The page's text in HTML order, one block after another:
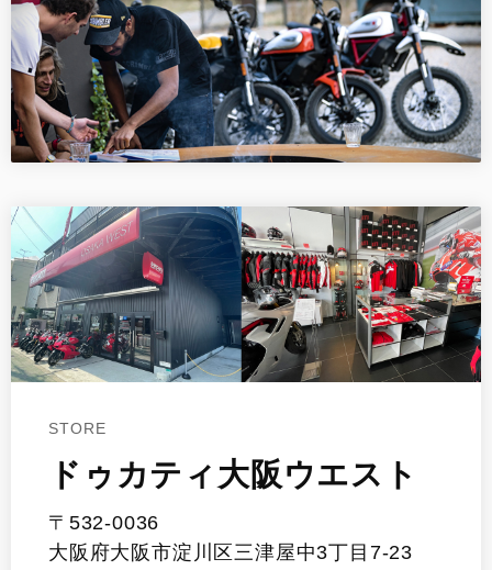
STORE
ドゥカティ大阪ウエスト
〒532-0036
大阪府大阪市淀川区三津屋中3丁目7-23